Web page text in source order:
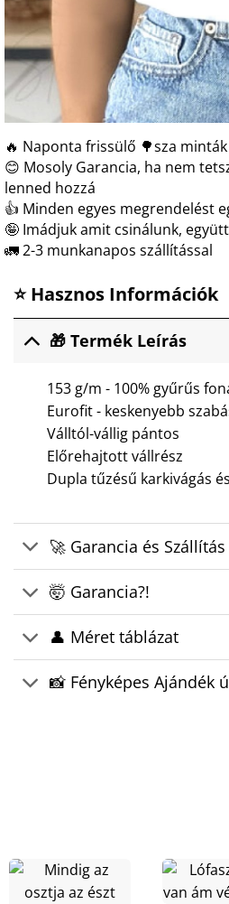
🔥 Naponta frissülő 🌳sza minták
😊 Mosoly Garancia, ha nem
lenned hozzá
👍 Minden egyes megrendelést
🤪 Imádjuk amit csinálunk,
🚛 2-3 munkanapos szállítással
⭐ Hasznos Információk
🎁 Termék Leírás
153 g/m - 100% gyűrűs
Eurofit - keskenyebb
Válltól-vállig pántos
Előrehajtott vállrész
Dupla tűzésű karkivágás
🚀 Garancia és Szállítás
🤯 Garancia?!
👤 Méret táblázat
📸 Fényképes Ajándék